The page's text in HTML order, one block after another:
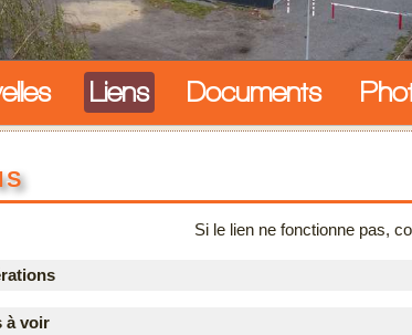
Liens Documents
Si le lien ne fonctionne pas,
à voir